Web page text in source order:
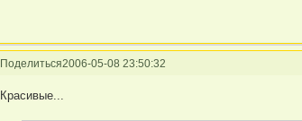
Поделиться2006-05-08 23:50:32
Красивые...